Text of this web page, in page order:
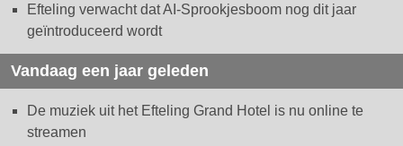
Efteling verwacht dat AI-Sprookjesboom nog dit jaar
geïntroduceerd wordt
Vandaag een jaar geleden
De muziek uit het Efteling Grand Hotel is nu online te
streamen